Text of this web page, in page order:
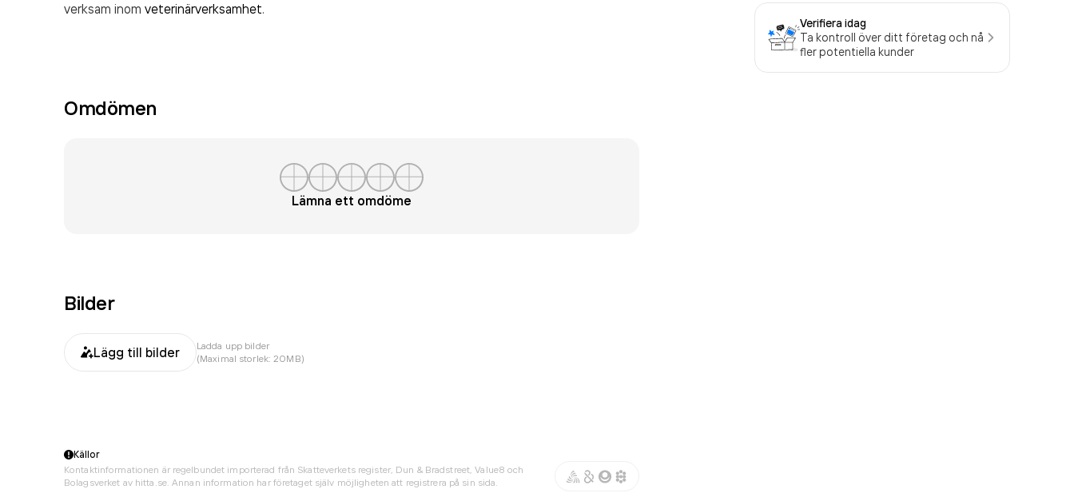
verksam inom veterinärverksamhet.
Omdömen
Lämna ett omdöme
Bilder
Lägg till bilder
Ladda upp bilder
(Maximal storlek: 20MB)
Verifiera idag
Ta kontroll över ditt företag och nå
fler potentiella kunder
Källor
Kontaktinformationen är regelbundet importerad från Skatteverkets register, Dun & Bradstreet, Value8 och
Bolagsverket av hitta.se. Annan information har företaget själv möjligheten att registrera på sin sida.